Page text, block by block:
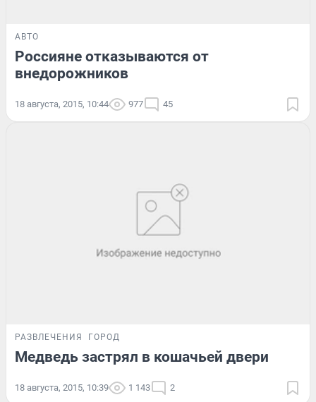
АВТО
Россияне отказываются от
внедорожников
18 августа, 2015, 10:44 977 45
РАЗВЛЕЧЕНИЯ ГОРОД
Медведь застрял в кошачьей двери
18 августа, 2015, 10:39 1 143 2